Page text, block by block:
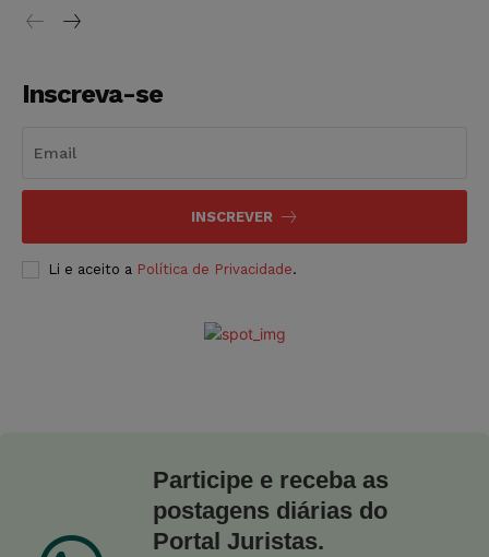
Inscreva-se
INSCREVER
Li e aceito a Política de Privacidade.
Participe e receba as
postagens diárias do
Portal Juristas.